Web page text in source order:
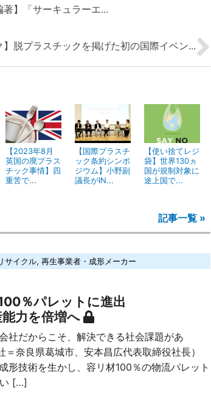
】「サーキュラーエ...
】脱プラスチックを掲げた初の国際イベン...
【2023年8月
英国の廃プラス
チック事情】四
重苦で...
【国際プラスチ
ック条約シンポ
ジウム】小野副
議長がIN...
【使い捨てレジ
袋】世界130ヵ
国が規制対象に
途上国で...
記事一覧 »
サイクル, 再生事業者・成形メーカー
％パレットに進出
力を倍増へ
社だからこそ、解決できる社会課題があ
奈良県葛城市、安本昌広代表取締役社長）
形技術を生かし、容リ材100％の物流パレット
い […]